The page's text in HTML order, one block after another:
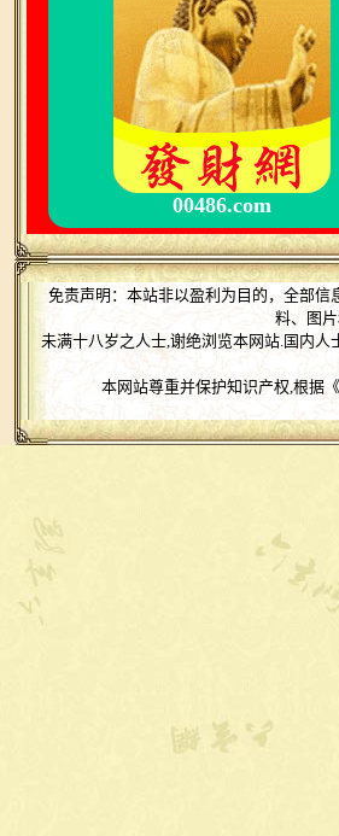
00486.com
免责声明：本站非以盈利为目的，全部
料、图
未满十八岁之人士,谢绝浏览本网站.国内
本网站尊重并保护知识产权,根据